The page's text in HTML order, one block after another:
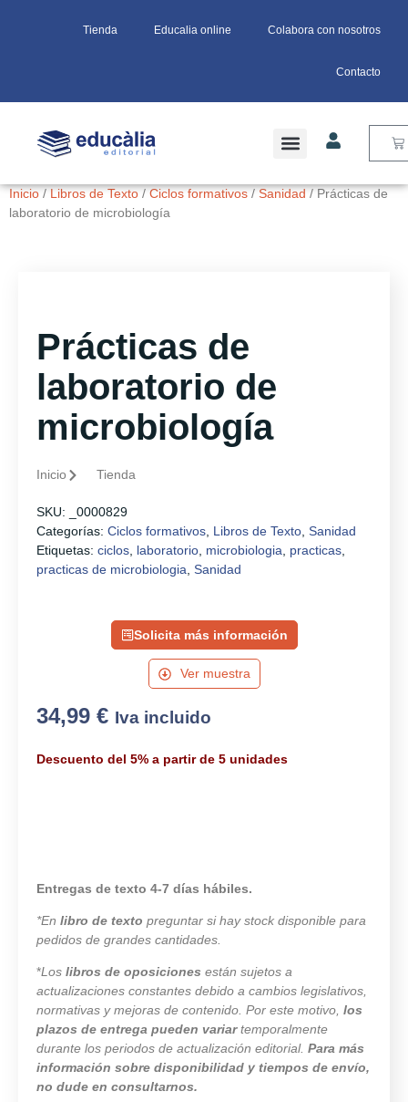
Tienda Educalia online Colabora con nosotros
Contacto
Inicio/Libros de Texto/Ciclos formativos/Sanidad/ Prácticas de
laboratorio de microbiología
Prácticas de
laboratorio de
microbiología
Inicio Tienda
SKU:
_0000829
Categorías: Ciclos formativos Libros de Texto Sanidad
Etiquetas: ciclos laboratorio microbiologia practicas
practicas de microbiologia Sanidad
Solicita más información
Ver muestra
34,99 € Iva incluido
Descuento del 5% a partir de 5 unidades
Entregas de texto 4-7 días hábiles.
*En libro de texto preguntar si hay stock disponible para
pedidos de grandes cantidades.
*Los libros de oposiciones están sujetos a
actualizaciones constantes debido a cambios legislativos,
normativas y mejoras de contenido. Por este motivo, los
plazos de entrega pueden variartemporalmente
durante los periodos de actualización editorial. Para más
información sobre disponibilidad y tiempos de envío,
no dude en consultarnos.